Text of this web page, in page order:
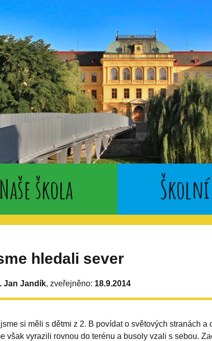
Naše škola
hledali sever
Jan Jandík, zveřejněno: 18.9.2014
si měli s dětmi z 2. B povídat o světových stranách
však vyrazili rovnou do terénu a busoly vzali s sebou.